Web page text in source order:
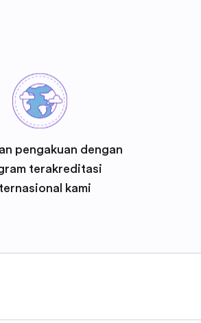
pengakuan dengan
terakreditasi
kami